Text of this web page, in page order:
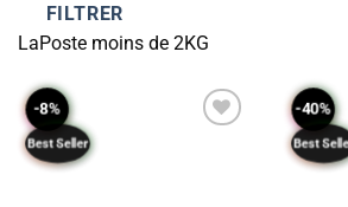
FILTRER
LaPoste moins de 2KG
-8%
Best Seller
-40%
Best